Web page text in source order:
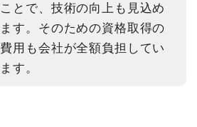
ことで、技術の向上も見込め
ます。そのための資格取得の
費用も会社が全額負担してい
ます。